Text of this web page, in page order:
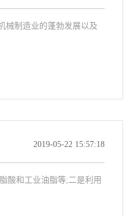
械制造业的蓬勃发展以及
2019-05-22 15:57:18
酸和工业油脂等;二是利用